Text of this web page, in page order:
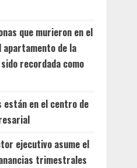
que murieron en el
apartamento de la
recordada como
están en el centro de
ejecutivo asume el
trimestrales